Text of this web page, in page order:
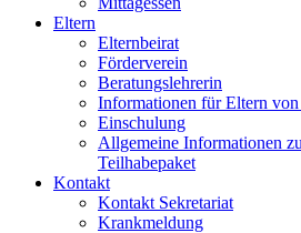
Eltern
Elternbeirat
Förderverein
Beratungslehrerin
Informationen für Eltern
Einschulung
Allgemeine Informationen
Teilhabepaket
Kontakt
Kontakt Sekretariat
Krankmeldung